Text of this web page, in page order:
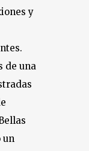
y
de una
un